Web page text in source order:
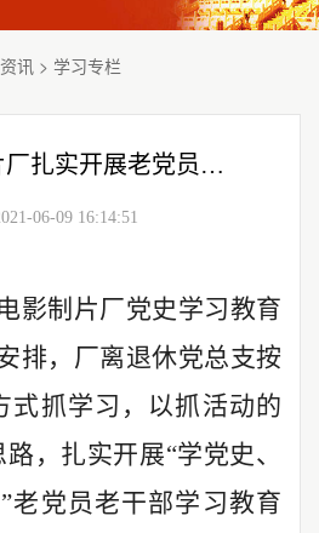
讯 > 学习专栏
峨眉电影制片厂扎实开展老党员老干部专题学习活动
06-09 16:14:51
影制片厂党史学习教育
排，厂离退休党总支按
式抓学习，以抓活动的
，扎实开展“学党史、
老党员老干部学习教育